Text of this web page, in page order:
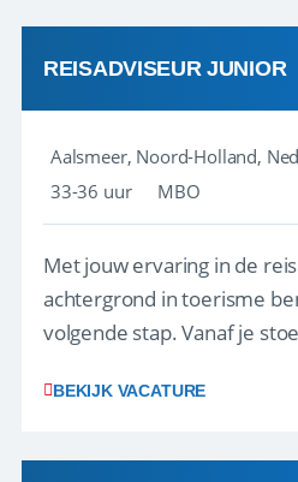
werken: of het nu gaat om
REISADVISEUR JUNIOR
Aalsmeer, Noord-Holland,
33-36 uur
MBO
Met jouw ervaring in de
achtergrond in toerisme
volgende stap. Vanaf je
wensen van je team, je
klanten te overtuigen om
BEKIJK VACATURE